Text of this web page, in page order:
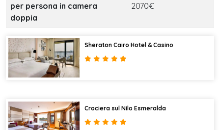
per persona in camera
doppia
2070€
Sheraton Cairo Hotel & Casino
Crociera sul Nilo Esmeralda